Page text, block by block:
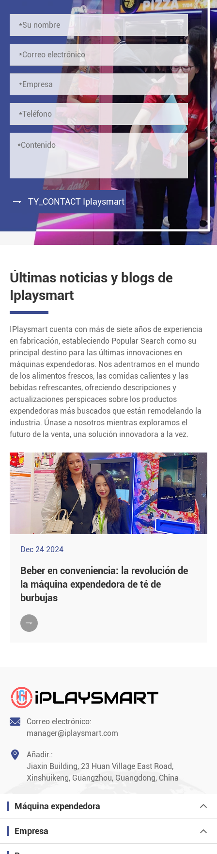
 TY_CONTACT Iplaysmart
Últimas noticias y blogs de
Iplaysmart
IPlaysmart cuenta con más de siete años de experiencia
en fabricación, estableciendo Popular Search como su
principal destino para las últimas innovaciones en
máquinas expendedoras. Nos adentramos en el mundo
de los alimentos frescos, las comidas calientes y las
bebidas refrescantes, ofreciendo descripciones y
actualizaciones perspicaces sobre los productos
expendedoras más buscados que están remodelando la
industria. Únase a nosotros mientras exploramos el
futuro de la venta, una solución innovadora a la vez.
Dec 24 2024
Beber en conveniencia: la revolución de
la máquina expendedora de té de
burbujas


Correo electrónico:
manager@iplaysmart.com

Añadir.:
Jiaxin Building, 23 Huan Village East Road,
Xinshuikeng, Guangzhou, Guangdong, China
Máquina expendedora
Empresa